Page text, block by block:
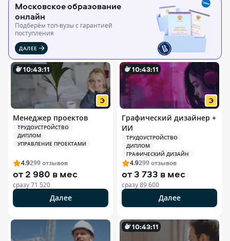
Московское образование
онлайн
Подберём топ-вузы c гарантией
поступления
ДАЛЕЕ
10:43:10
Менеджер проектов
ТРУДОУСТРОЙСТВО
ДИПЛОМ
УПРАВЛЕНИЕ ПРОЕКТАМИ
4.9299отзывов
от2 980 в мес
сразу71 520
Далее
10:43:10
Графический дизайнер +
ИИ
ТРУДОУСТРОЙСТВО
ДИПЛОМ
ГРАФИЧЕСКИЙ ДИЗАЙН
4.9299отзывов
от3 733 в мес
сразу89 600
Далее
10:43:10